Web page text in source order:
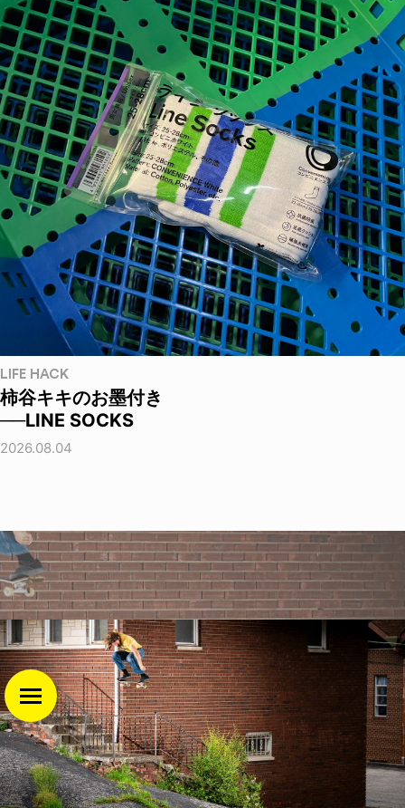
LIFE HACK
柿谷キキのお墨付き
──LINE SOCKS
2026.08.04